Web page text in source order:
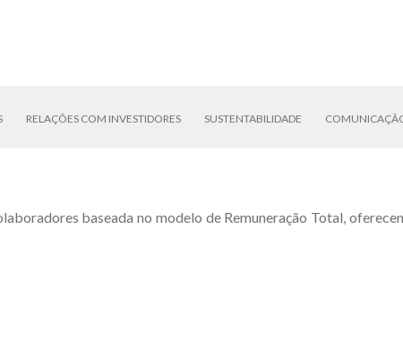
RELAÇÕES COM INVESTIDORES SUSTENTABILIDADE
baseada no modelo de Remuneração Total,